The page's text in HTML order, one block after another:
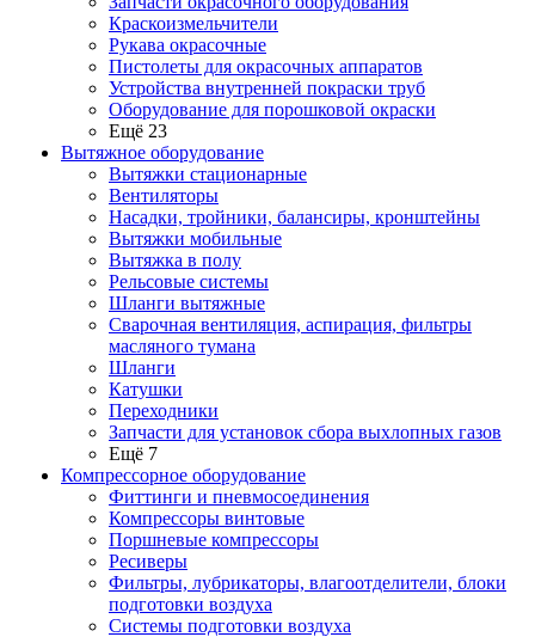
Краскоизмельчители
Рукава окрасочные
Пистолеты для окрасочных аппаратов
Устройства внутренней покраски труб
Оборудование для порошковой окраски
Ещё 23
Вытяжное оборудование
Вытяжки стационарные
Вентиляторы
Насадки, тройники, балансиры, кронштейны
Вытяжки мобильные
Вытяжка в полу
Рельсовые системы
Шланги вытяжные
Сварочная вентиляция, аспирация, фильтры
масляного тумана
Шланги
Катушки
Переходники
Запчасти для установок сбора выхлопных газов
Ещё 7
Компрессорное оборудование
Фиттинги и пневмосоединения
Компрессоры винтовые
Поршневые компрессоры
Ресиверы
Фильтры, лубрикаторы, влагоотделители, блоки
подготовки воздуха
Системы подготовки воздуха